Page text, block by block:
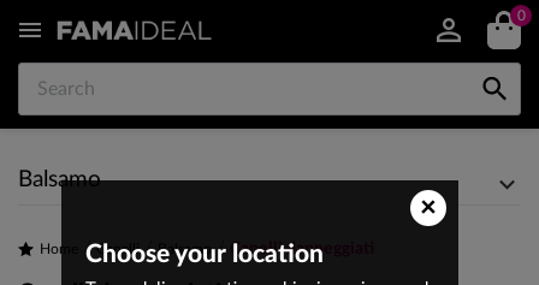
 0

Balsamo
Home Capelli Balsamo Capelli danneggiati
×
Choose your location